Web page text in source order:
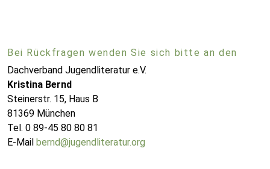
Bei Rückfragen wenden Sie sich bitte an den
Dachverband Jugendliteratur e.V.
Kristina Bernd
Steinerstr. 15, Haus B
81369 München
Tel. 0 89-45 80 80 81
E-Mail bernd@jugendliteratur.org